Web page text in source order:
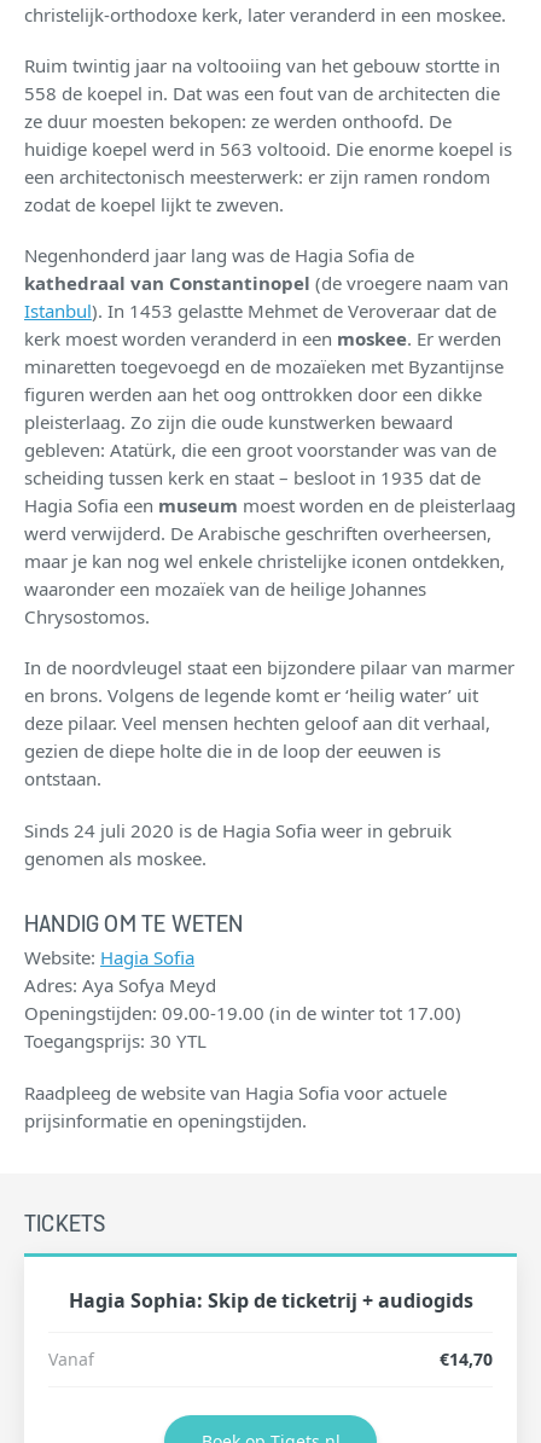
christelijk-orthodoxe kerk, later veranderd in een moskee.
Ruim twintig jaar na voltooiing van het gebouw stortte in
558 de koepel in. Dat was een fout van de architecten die
ze duur moesten bekopen: ze werden onthoofd. De
huidige koepel werd in 563 voltooid. Die enorme koepel is
een architectonisch meesterwerk: er zijn ramen rondom
zodat de koepel lijkt te zweven.
Negenhonderd jaar lang was de Hagia Sofia de
kathedraal van Constantinopel (de vroegere naam van
Istanbul). In 1453 gelastte Mehmet de Veroveraar dat de
kerk moest worden veranderd in een moskee. Er werden
minaretten toegevoegd en de mozaïeken met Byzantijnse
figuren werden aan het oog onttrokken door een dikke
pleisterlaag. Zo zijn die oude kunstwerken bewaard
gebleven: Atatürk, die een groot voorstander was van de
scheiding tussen kerk en staat – besloot in 1935 dat de
Hagia Sofia een museum moest worden en de pleisterlaag
werd verwijderd. De Arabische geschriften overheersen,
maar je kan nog wel enkele christelijke iconen ontdekken,
waaronder een mozaïek van de heilige Johannes
Chrysostomos.
In de noordvleugel staat een bijzondere pilaar van marmer
en brons. Volgens de legende komt er ‘heilig water’ uit
deze pilaar. Veel mensen hechten geloof aan dit verhaal,
gezien de diepe holte die in de loop der eeuwen is
ontstaan.
Sinds 24 juli 2020 is de Hagia Sofia weer in gebruik
genomen als moskee.
HANDIG OM TE WETEN
Website: Hagia Sofia
Adres: Aya Sofya Meyd
Openingstijden: 09.00-19.00 (in de winter tot 17.00)
Toegangsprijs: 30 YTL
Raadpleeg de website van Hagia Sofia voor actuele
prijsinformatie en openingstijden.
TICKETS
Hagia Sophia: Skip de ticketrij + audiogids
Vanaf €14,70